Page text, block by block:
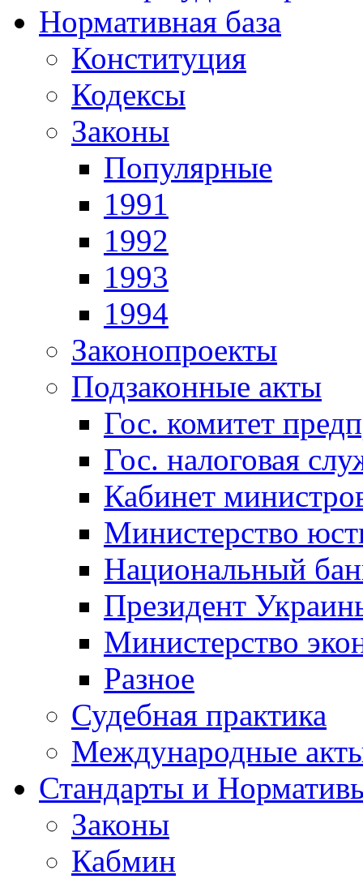
Нормативная база
Конституция
Кодексы
Законы
Популярные
1991
1992
1993
1994
Законопроекты
Подзаконные акты
Гос. комитет
Гос. налоговая
Кабинет
Министерство
Национальный
Президент
Министерство
Разное
Судебная практика
Международные
Стандарты и
Законы
Кабмин